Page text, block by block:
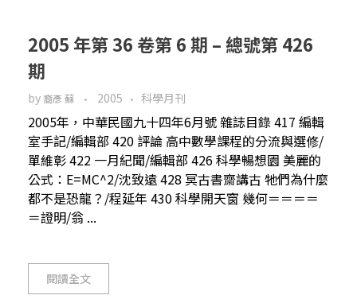
2005 年第 36 卷第 6 期 – 總號第 426
期
by 裔彥 蘇 2005 科學月刊
2005年，中華民國九十四年6月號 雜誌目錄 417 編輯
室手記/編輯部 420 評論 高中數學課程的分流與選修/
單維彰 422 一月紀聞/編輯部 426 科學暢想園 美麗的
公式：E=MC^2/沈致遠 428 冥古書齋講古 牠們為什麼
都不是恐龍？/程延年 430 科學開天窗 幾何＝＝＝＝
＝證明/翁 ...
閱讀全文